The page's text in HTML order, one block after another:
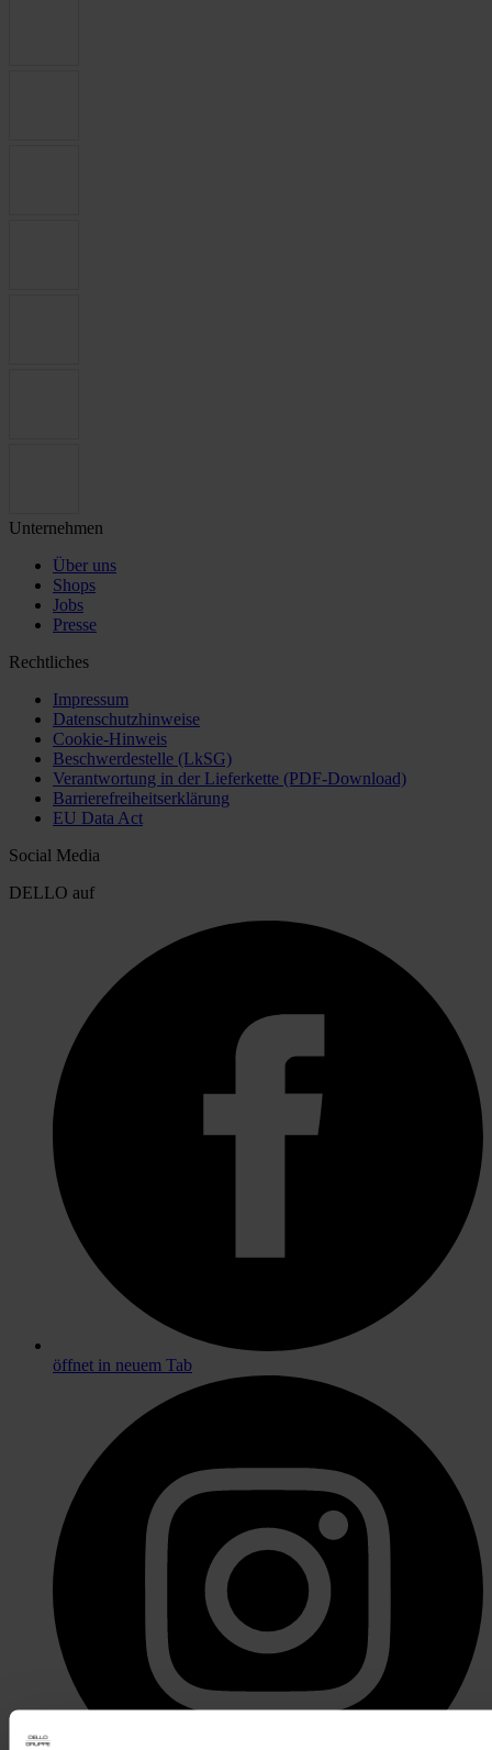
Unternehmen
Über uns
Shops
Jobs
Presse
Rechtliches
Impressum
Datenschutzhinweise
Cookie-Hinweis
Beschwerdestelle (LkSG)
Verantwortung in der Lieferkette (PDF-Download)
Barrierefreiheitserklärung
EU Data Act
Social Media
DELLO auf
öffnet in neuem Tab